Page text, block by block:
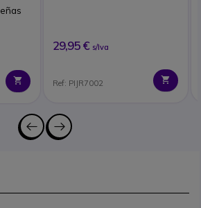
29,95 € s/Iva
Ref: PIJR7002